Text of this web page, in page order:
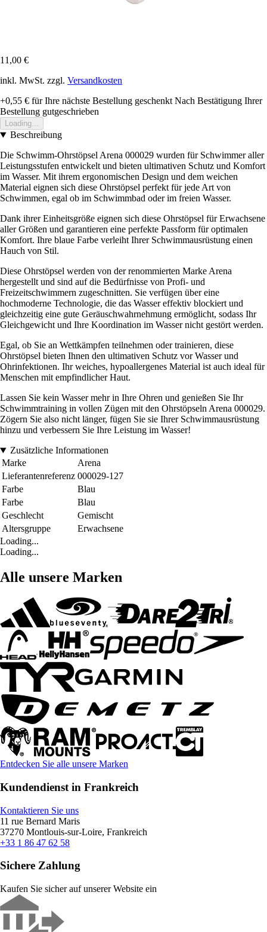
11,00 €
inkl. MwSt. zzgl. Versandkosten
+0,55 € für Ihre nächste Bestellung geschenkt Nach Bestätigung Ihrer
Bestellung gutgeschrieben
Loading...
Beschreibung
Die Schwimm-Ohrstöpsel Arena 000029 wurden für Schwimmer aller
Leistungsstufen entwickelt und bieten ultimativen Schutz und Komfort
im Wasser. Mit ihrem ergonomischen Design und dem weichen
Material eignen sich diese Ohrstöpsel perfekt für jede Art von
Schwimmen, egal ob im Schwimmbad oder im freien Wasser.
Dank ihrer Einheitsgröße eignen sich diese Ohrstöpsel für Erwachsene
aller Größen und garantieren eine perfekte Passform für optimalen
Komfort. Ihre blaue Farbe verleiht Ihrer Schwimmausrüstung einen
Hauch von Stil.
Diese Ohrstöpsel werden von der renommierten Marke Arena
hergestellt und sind auf die Bedürfnisse von Profi- und
Freizeitschwimmern zugeschnitten. Sie verfügen über eine
hochmoderne Technologie, die das Wasser effektiv blockiert und
gleichzeitig eine gute Geräuschwahrnehmung ermöglicht, sodass Ihr
Gleichgewicht und Ihre Koordination im Wasser nicht gestört werden.
Egal, ob Sie an Wettkämpfen teilnehmen oder trainieren, diese
Ohrstöpsel bieten Ihnen den ultimativen Schutz vor Wasser und
Ohrinfektionen. Ihr weiches, hypoallergenes Material ist auch ideal für
Menschen mit empfindlicher Haut.
Lassen Sie kein Wasser mehr in Ihre Ohren und genießen Sie Ihr
Schwimmtraining in vollen Zügen mit den Ohrstöpseln Arena 000029.
Zögern Sie also nicht länger, fügen Sie sie Ihrer Schwimmausrüstung
hinzu und verbessern Sie Ihre Leistung im Wasser!
Zusätzliche Informationen
Marke
Arena
Lieferantenreferenz 000029-127
Farbe
Blau
Farbe
Blau
Geschlecht
Gemischt
Altersgruppe
Erwachsene
Loading...
Loading...
Alle unsere Marken
Entdecken Sie alle unsere Marken
Kundendienst in Frankreich
Kontaktieren Sie uns
11 rue Bernard Maris
37270 Montlouis-sur-Loire, Frankreich
+33 1 86 47 62 58
Sichere Zahlung
Kaufen Sie sicher auf unserer Website ein